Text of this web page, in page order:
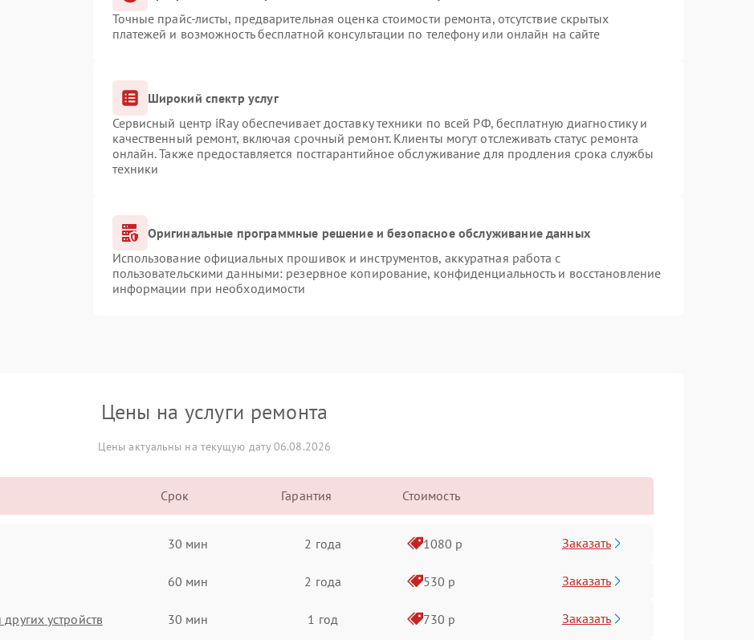
Точные прайс-листы, предварительная оценка стоимости ремонта, отсутствие скрытых
платежей и возможность бесплатной консультации по телефону или онлайн на сайте
Широкий спектр услуг
Сервисный центр iRay обеспечивает доставку техники по всей РФ, бесплатную диагностику и
качественный ремонт, включая срочный ремонт. Клиенты могут отслеживать статус ремонта
онлайн. Также предоставляется постгарантийное обслуживание для продления срока службы
техники
Оригинальные программные решение и безопасное обслуживание данных
Использование официальных прошивок и инструментов, аккуратная работа с
пользовательскими данными: резервное копирование, конфиденциальность и восстановление
информации при необходимости
Цены на услуги ремонта
Цены актуальны на текущую дату 06.08.2026
Срок Гарантия Стоимость
30 мин 2 года 1080 р Заказать
60 мин 2 года 530 р Заказать
устройств 30 мин 1 год 730 р Заказать